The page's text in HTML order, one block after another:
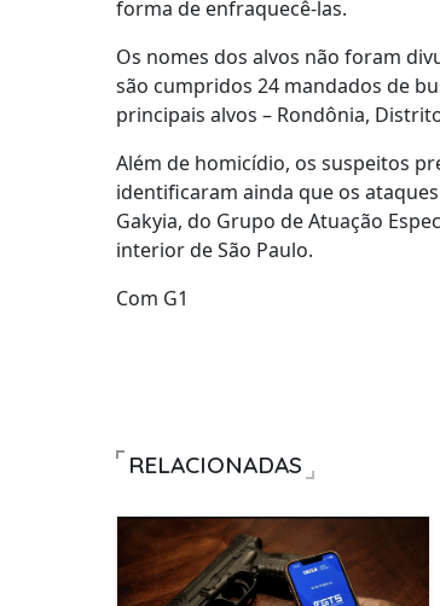
forma de enfraquecê-las.
Os nomes dos alvos não foram
são cumpridos 24 mandados de
principais alvos – Rondônia,
Além de homicídio, os suspeitos
identificaram ainda que os
Gakyia, do Grupo de Atuação
interior de São Paulo.
Com G1
RELACIONADAS